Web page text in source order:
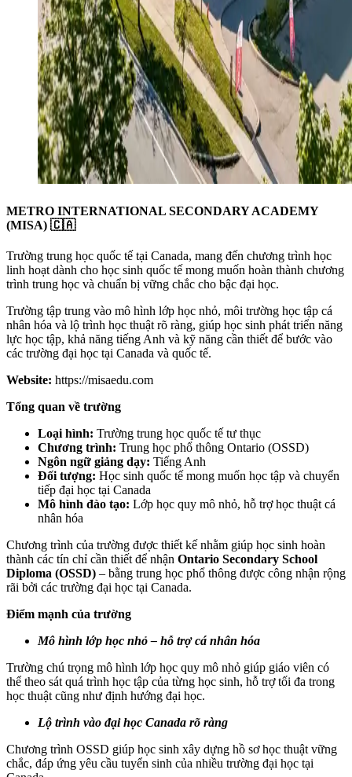
METRO INTERNATIONAL SECONDARY ACADEMY
(MISA) 🇨🇦
Trường trung học quốc tế tại Canada, mang đến chương trình học
linh hoạt dành cho học sinh quốc tế mong muốn hoàn thành chương
trình trung học và chuẩn bị vững chắc cho bậc đại học.
Trường tập trung vào mô hình lớp học nhỏ, môi trường học tập cá
nhân hóa và lộ trình học thuật rõ ràng, giúp học sinh phát triển năng
lực học tập, khả năng tiếng Anh và kỹ năng cần thiết để bước vào
các trường đại học tại Canada và quốc tế.
Website: https://misaedu.com
Tổng quan về trường
Loại hình: Trường trung học quốc tế tư thục
Chương trình: Trung học phổ thông Ontario (OSSD)
Ngôn ngữ giảng dạy: Tiếng Anh
Đối tượng: Học sinh quốc tế mong muốn học tập và chuyển
tiếp đại học tại Canada
Mô hình đào tạo: Lớp học quy mô nhỏ, hỗ trợ học thuật cá
nhân hóa
Chương trình của trường được thiết kế nhằm giúp học sinh hoàn
thành các tín chỉ cần thiết để nhận Ontario Secondary School
Diploma (OSSD) – bằng trung học phổ thông được công nhận rộng
rãi bởi các trường đại học tại Canada.
Điểm mạnh của trường
Mô hình lớp học nhỏ – hỗ trợ cá nhân hóa
Trường chú trọng mô hình lớp học quy mô nhỏ giúp giáo viên có
thể theo sát quá trình học tập của từng học sinh, hỗ trợ tối đa trong
học thuật cũng như định hướng đại học.
Lộ trình vào đại học Canada rõ ràng
Chương trình OSSD giúp học sinh xây dựng hồ sơ học thuật vững
chắc, đáp ứng yêu cầu tuyển sinh của nhiều trường đại học tại